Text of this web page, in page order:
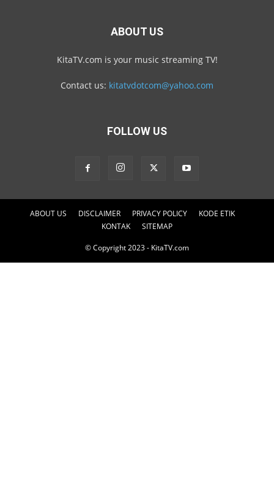
ABOUT US
KitaTV.com is your music streaming TV!
Contact us: kitatvdotcom@yahoo.com
FOLLOW US
ABOUT US DISCLAIMER PRIVACY POLICY
KODE ETIK
KONTAK
SITEMAP
© Copyright 2023 - KitaTV.com